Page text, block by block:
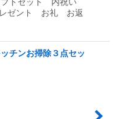
ゼント お礼 お返
チンお掃除３点セッ